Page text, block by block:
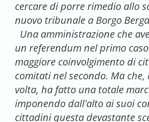
cercare di porre rimedio allo
nuovo tribunale a Borgo
Una amministrazione che
un referendum nel primo
maggiore coinvolgimento di
comitati nel secondo. Ma
volta, ha fatto una totale
imponendo dall'alto ai suoi
cittadini questa devastante